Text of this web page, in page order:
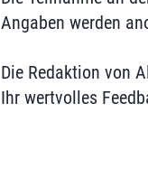
Angaben werden
Die Redaktion von
Ihr wertvolles